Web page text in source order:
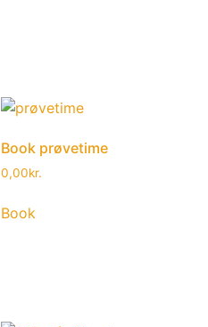
Book prøvetime
0,00kr.
Book